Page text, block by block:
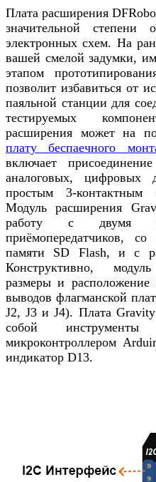
Плата расширения
значительной степени
электронных схем. На
вашей смелой задумки,
этапом
позволит избавиться от
паяльной станции для
тестируемых
расширения может на
плату беспаечного
включает
аналоговых, цифровых
простым 3-контактным
Модуль расширения
работу с двумя
приёмопередатчиков,
памяти SD Flash, и с
Конструктивно,
размеры и
выводов флагманской
J2, J3 и J4). Плата
собой инструменты
микроконтроллером
индикатор D13.